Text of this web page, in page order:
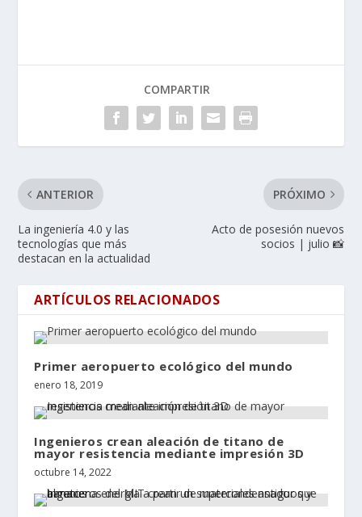
COMPARTIR
ANTERIOR
La ingeniería 4.0 y las
tecnologías que más
destacan en la actualidad
PRÓXIMO
Acto de posesión nuevos
socios | julio 📸
ARTÍCULOS RELACIONADOS
Primer aeropuerto ecológico del mundo
enero 18, 2019
Ingenieros crean aleación de titano de
mayor resistencia mediante impresión 3D
octubre 14, 2022